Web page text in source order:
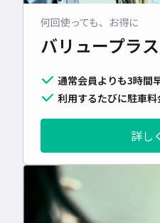
何回使っても、お得に
バリュープラス
通常会員よりも3時間
利用するたびに駐車
詳し